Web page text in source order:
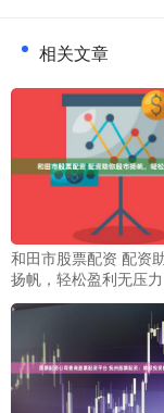
相关文章
和田市股票配资 配资
扬帆，轻松盈利无压力